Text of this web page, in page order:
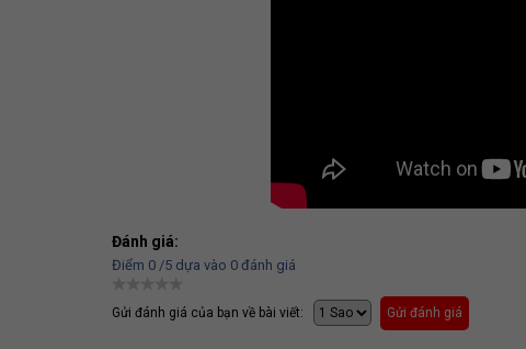
Đánh giá:
Điểm 0 /5 dựa vào 0 đánh giá
Gửi đánh giá của bạn về bài viết: Gửi đánh giá